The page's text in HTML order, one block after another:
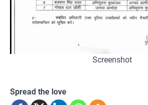
Screenshot
Spread the love